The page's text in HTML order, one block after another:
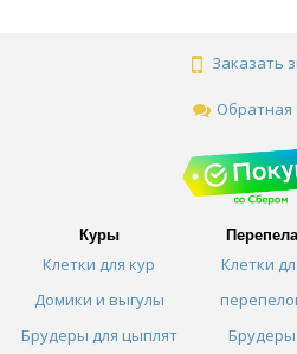
Заказать
Обратная
Куры
Клетки для кур
Домики и выгулы
Брудеры для цыплят
Перепела
Клетки
Брудеры